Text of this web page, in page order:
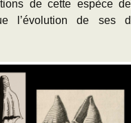
de cette espèce
l’évolution de ses